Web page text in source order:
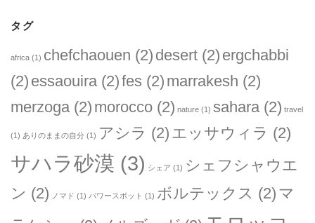
タグ
africa (1) chefchaouen (2) desert (2) ergchabbi
(2) essaouira(2)fes (2) marrakesh (2)
merzoga(2) morocco (2) nature (1) sahara(2) travel
(1) ありのままの自分 (1) アシラ (2) エッサウィラ (2)
サハラ砂漠 (3) シェア (1) シェフシャウエ
ン (2) ノマド (1) パワースポット (1) ボルテックス (2) マ